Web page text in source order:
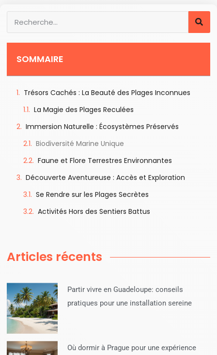
SOMMAIRE
Trésors Cachés : La Beauté des Plages Inconnues
La Magie des Plages Reculées
Immersion Naturelle : Écosystèmes Préservés
Biodiversité Marine Unique
Faune et Flore Terrestres Environnantes
Découverte Aventureuse : Accès et Exploration
Se Rendre sur les Plages Secrètes
Activités Hors des Sentiers Battus
Articles récents
Partir vivre en Guadeloupe: conseils
pratiques pour une installation sereine
Où dormir à Prague pour une expérience